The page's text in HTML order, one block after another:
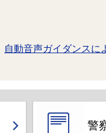
自動音声ガイダンスに
警